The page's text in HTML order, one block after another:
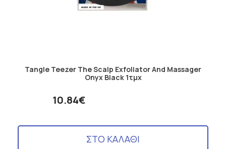
Tangle Teezer The Scalp Exfoliator And Massager
Onyx Black 1τμχ
10.84€
ΣΤΟ ΚΑΛΑΘΙ